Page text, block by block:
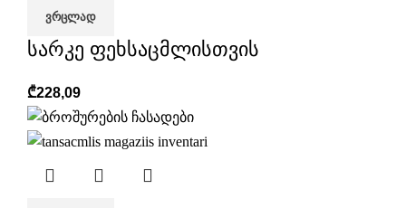
ᲕᲠᲪᲚᲐᲓ
სარკე ფეხსაცმლისთვის
₾228,09